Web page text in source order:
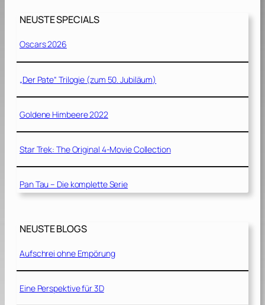
NEUSTE SPECIALS
Oscars 2026
„Der Pate“ Trilogie (zum 50. Jubiläum)
Goldene Himbeere 2022
Star Trek: The Original 4-Movie Collection
Pan Tau – Die komplette Serie
NEUSTE BLOGS
Aufschrei ohne Empörung
Eine Perspektive für 3D